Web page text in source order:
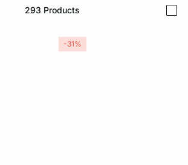
293 Products
-31%